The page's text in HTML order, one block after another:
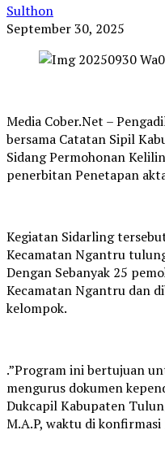
Sulthon
September 30, 2025
Media Cober.Net –
bersama Catatan Sipil
Sidang Permohonan
penerbitan Penetapan
Kegiatan Sidarling
Kecamatan Ngantru
Dengan Sebanyak 25
Kecamatan Ngantru dan
kelompok.
.”Program ini bertujuan
mengurus dokumen
Dukcapil Kabupaten
M.A.P, waktu di konfirmasi